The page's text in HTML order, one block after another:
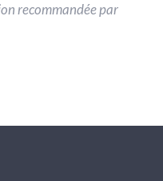
recommandée par